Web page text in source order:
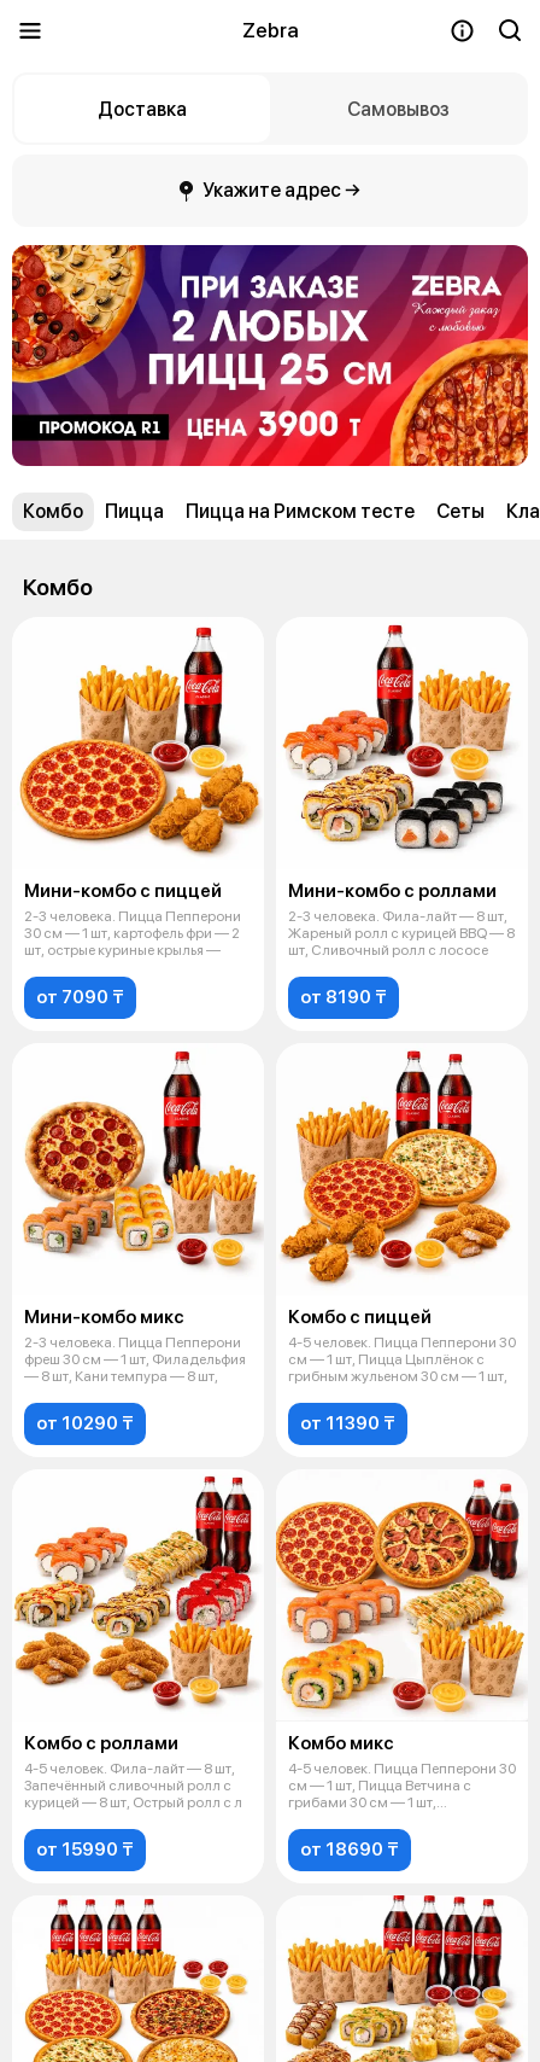
Zebra
Доставка Самовывоз
Укажите адрес →
Комбо Пицца Пицца на Римском тесте Сеты
Комбо
Мини-комбо с пиццей
2-3 человека. Пицца Пепперони
30 см — 1 шт, картофель фри — 2
шт, острые куриные крылья —
от 7090 ₸
Мини-комбо с роллами
2-3 человека. Фила-лайт — 8 шт,
Жареный ролл с курицей BBQ — 8
шт, Сливочный ролл с лососе
от 8190 ₸
Мини-комбо микс
2-3 человека. Пицца Пепперони
фреш 30 см — 1 шт, Филадельфия
— 8 шт, Кани темпура — 8 шт,
от 10290 ₸
Комбо с пиццей
4-5 человек. Пицца Пепперони 30
см — 1 шт, Пицца Цыплёнок с
грибным жульеном 30 см — 1 шт,
от 11390 ₸
Комбо с роллами
4-5 человек. Фила-лайт — 8 шт,
Запечённый сливочный ролл с
курицей — 8 шт, Острый ролл с л
от 15990 ₸
Комбо микс
4-5 человек. Пицца Пепперони 30
см — 1 шт, Пицца Ветчина с
грибами 30 см — 1 шт,
от 18690 ₸